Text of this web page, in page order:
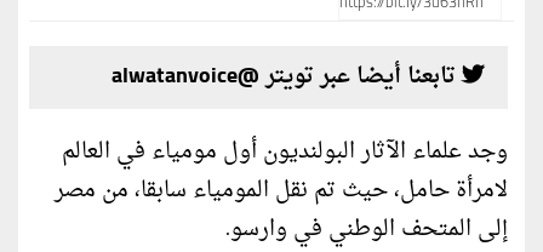
تابعنا أيضا عبر تويتر @alwatanvoice
وجد علماء الآثار البولنديون أول مومياء في العالم
لامرأة حامل، حيث تم نقل المومياء سابقا، من مصر
إلى المتحف الوطني في وارسو.